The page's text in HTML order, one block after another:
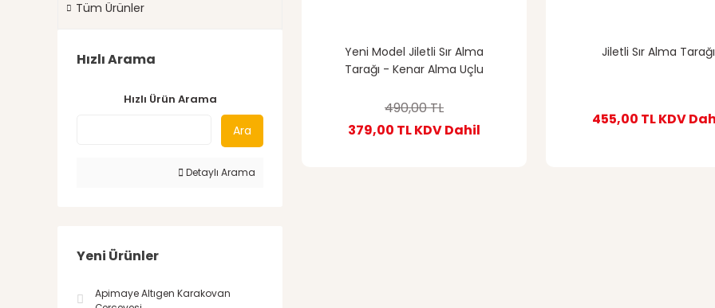
Tüm Ürünler
Hızlı Arama
Hızlı Ürün Arama
Ara
Detaylı Arama
Yeni Ürünler
Apimaye Altıgen Karakovan
Yeni Model Jiletli Sır Alma
Tarağı - Kenar Alma Uçlu
490,00 TL
379,00 TLKDV Dahil
Jiletli Sır Alma Tarağı
455,00 TLKDV